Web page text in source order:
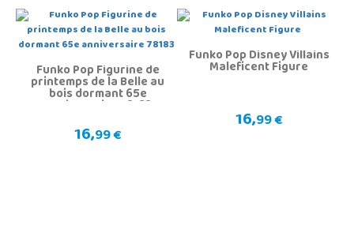
Funko Pop Figurine de
printemps de la Belle au
bois dormant 65e
anniversaire 78183
16,99 €
Funko Pop Disney Villains
Maleficent Figure
16,99 €